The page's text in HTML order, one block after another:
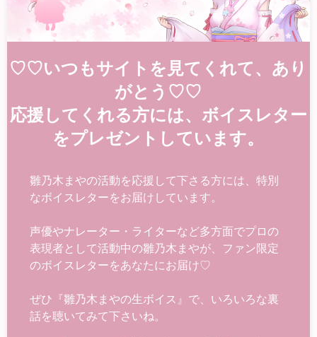
♡♡いつもサイトを見てくれて、あり
がとう♡♡
応援してくれる方には、ボイスレター
をプレゼントしています。
雛乃木まやの活動を応援して下さる方には、特別
なボイスレターをお届けしています。
声優やナレーター・ライターなど多方面でプロの
表現者として活動中の雛乃木まやが、ファン限定
のボイスレターをあなたにお届け♡
ぜひ『雛乃木まやの生ボイス』で、いろいろな裏
話を聴いてみて下さいね。